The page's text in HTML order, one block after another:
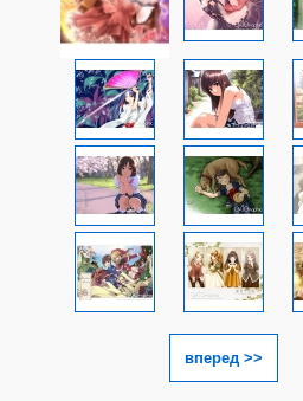
вперед >>